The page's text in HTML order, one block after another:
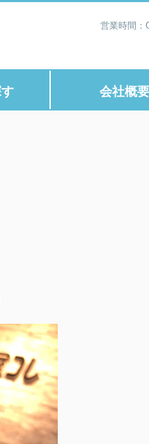
営業時間
会社概要